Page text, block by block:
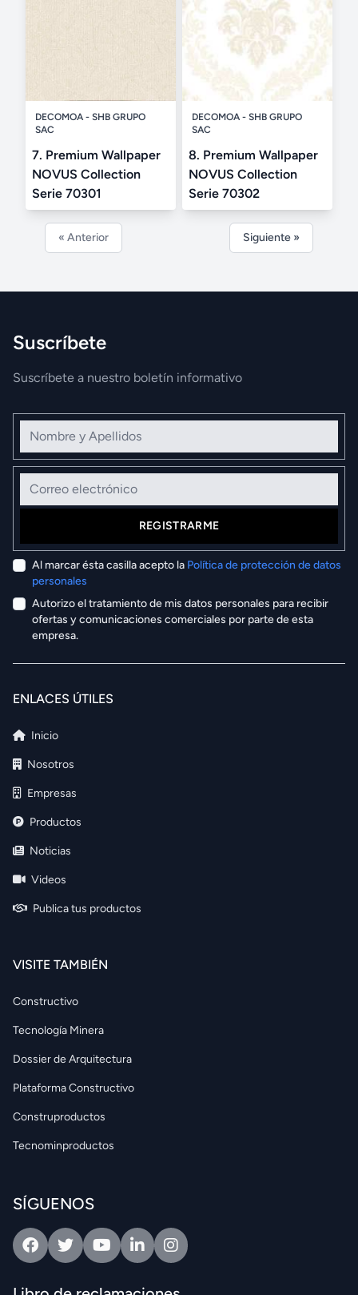
DECOMOA - SHB GRUPO
SAC
7. Premium Wallpaper
NOVUS Collection
Serie 70301
DECOMOA - SHB GRUPO
SAC
8. Premium Wallpaper
NOVUS Collection
Serie 70302
« Anterior Siguiente »
Suscríbete
Suscríbete a nuestro boletín informativo
Nombre y Apellidos
Correo electrónico
REGISTRARME
Al marcar ésta casilla acepto la Política de protección de datos
personales
Autorizo el tratamiento de mis datos personales para recibir
ofertas y comunicaciones comerciales por parte de esta
empresa.
ENLACES ÚTILES
Inicio
Nosotros
Empresas
Productos
Noticias
Videos
Publica tus productos
VISITE TAMBIÉN
Constructivo
Tecnología Minera
Dossier de Arquitectura
Plataforma Constructivo
Construproductos
Tecnominproductos
SÍGUENOS
FacebookTwitterYoutubeLinkedinIntagram